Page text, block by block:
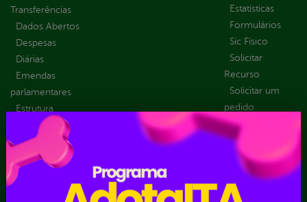
Transferências
Dados Abertos
Despesas
Diárias
Emendas
parlamentares
Estrutura
Organizacional
Inicio
LGPD e Governo
Digital
Estatísticas
Formulários
Sic Físico
Solicitar
Recurso
Solicitar um
pedido